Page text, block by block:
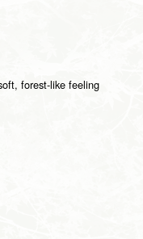
forest-like feeling